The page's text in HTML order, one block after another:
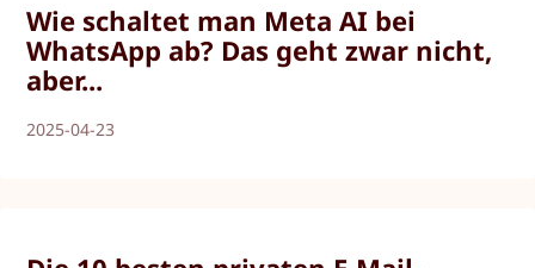
Wie schaltet man Meta AI bei
WhatsApp ab? Das geht zwar nicht,
aber...
2025-04-23